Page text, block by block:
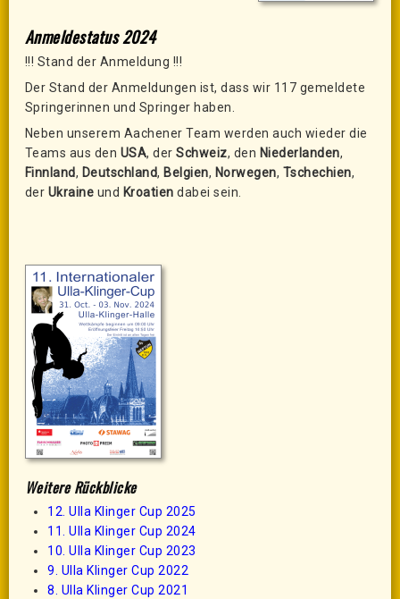
Anmeldestatus 2024
!!! Stand der Anmeldung !!!
Der Stand der Anmeldungen ist, dass wir 117 gemeldete
Springerinnen und Springer haben.
Neben unserem Aachener Team werden auch wieder die
Teams aus den USA, derSchweiz, den Niederlanden,
Finnland, Deutschland, Belgien, Norwegen, Tschechien,
der Ukraine und Kroatien dabei sein.
Weitere Rückblicke
12. Ulla Klinger Cup 2025
11. Ulla Klinger Cup 2024
10. Ulla Klinger Cup 2023
9. Ulla Klinger Cup 2022
8. Ulla Klinger Cup 2021